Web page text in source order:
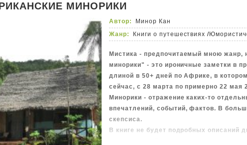
МИНОРИКИ
Автор:
Минор Кан
Жанр:
Книги о путешествиях /
Мистика - предпочитаемый мною жанр,
минорики" - это ироничные заметки в
длиной в 50+ дней по Африке, в
сейчас, с 28 марта по примерно 22 мая
Минорики - отражение каких-то
впечатлений, событий, фактов. В
скепсиса.
В книге не будет подробных описаний